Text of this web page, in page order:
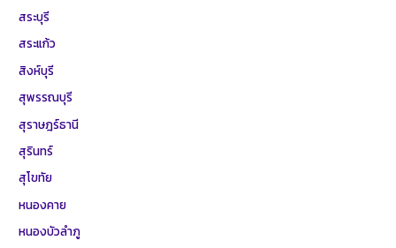
สระบุรี
สระแก้ว
สิงห์บุรี
สุพรรณบุรี
สุราษฎร์ธานี
สุรินทร์
สุโขทัย
หนองคาย
หนองบัวลำภู